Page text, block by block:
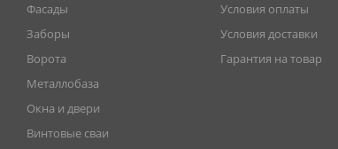
Фасады
Заборы
Ворота
Металлобаза
Окна и двери
Винтовые сваи
Условия оплаты
Условия доставки
Гарантия на товар